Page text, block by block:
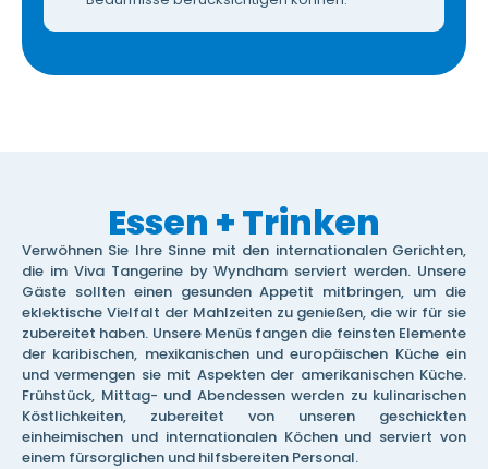
Essen + Trinken
Verwöhnen Sie Ihre Sinne mit den internationalen Gerichten,
die im Viva Tangerine by Wyndham serviert werden. Unsere
Gäste sollten einen gesunden Appetit mitbringen, um die
eklektische Vielfalt der Mahlzeiten zu genießen, die wir für sie
zubereitet haben. Unsere Menüs fangen die feinsten Elemente
der karibischen, mexikanischen und europäischen Küche ein
und vermengen sie mit Aspekten der amerikanischen Küche.
Frühstück, Mittag- und Abendessen werden zu kulinarischen
Köstlichkeiten, zubereitet von unseren geschickten
einheimischen und internationalen Köchen und serviert von
einem fürsorglichen und hilfsbereiten Personal.